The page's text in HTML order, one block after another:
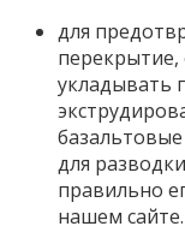
для
перекрытие,
укладывать
для
правильно
нашем